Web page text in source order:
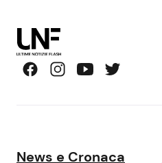
News e Cronaca